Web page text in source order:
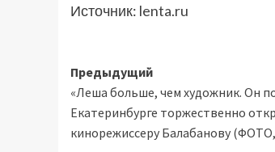
Источник: lenta.ru
Навигация
записи
Предыдущий
«Леша больше, чем художник. Он
Екатеринбурге торжественно
кинорежиссеру Балабанову